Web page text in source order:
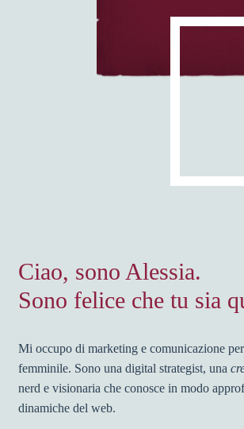
Ciao, sono Alessia.
Sono felice che tu sia
Mi occupo di marketing e comunicazione
femminile. Sono una digital strategist, una
nerd e visionaria che conosce in modo
dinamiche del web.